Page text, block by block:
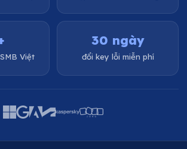
Việt
30 ngày
đổi key lỗi miễn phí